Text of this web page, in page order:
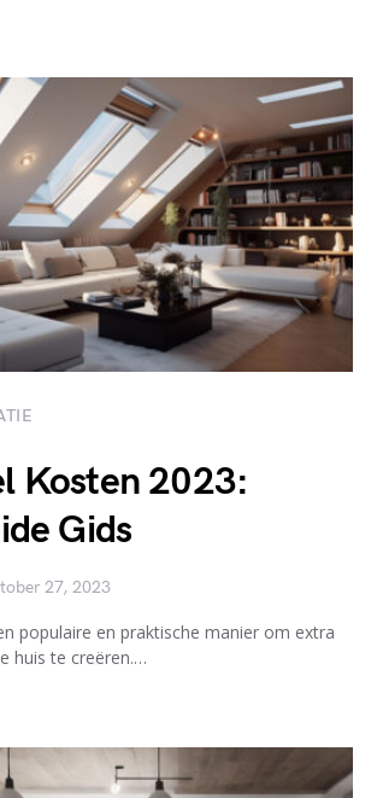
Kosten 2023:
Gids
27, 2023
populaire en praktische manier om extra
huis te creëren.…